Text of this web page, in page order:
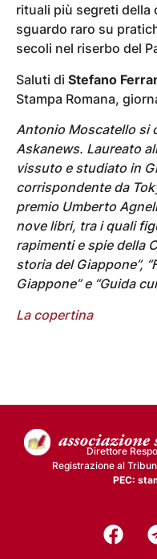
rituali più segreti della
sguardo raro su
secoli nel riserbo del
Saluti di Stefano
Stampa Romana,
Antonio Moscatello si
Askanews. Laureato
vissuto e studiato in
corrispondente da
premio Umberto
nove libri, tra i quali
rapimenti e spie della
storia del Giappone”,
Giappone” e “Guida
La copertina
Direttore
Registrazione al
PEC: